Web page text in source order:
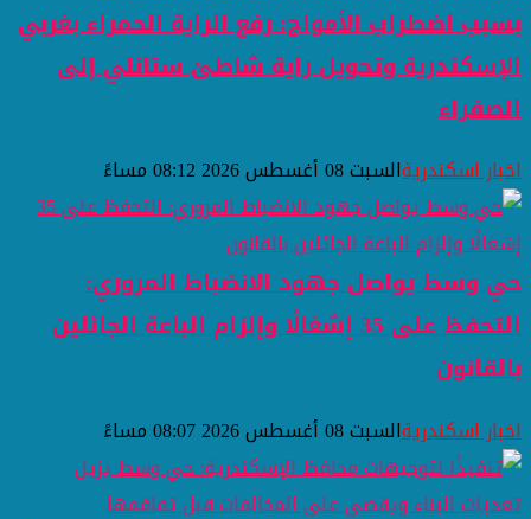
بسبب اضطراب الأمواج: رفع الراية الحمراء بغربي
الإسكندرية وتحويل راية شاطئ ستانلي إلى
الصفراء
اخبار اسكندريةالسبت 08 أغسطس 2026 08:12 مساءً
حي وسط يواصل جهود الانضباط المروري:
التحفظ على 35 إشغالًا وإلزام الباعة الجائلين
بالقانون
اخبار اسكندريةالسبت 08 أغسطس 2026 08:07 مساءً